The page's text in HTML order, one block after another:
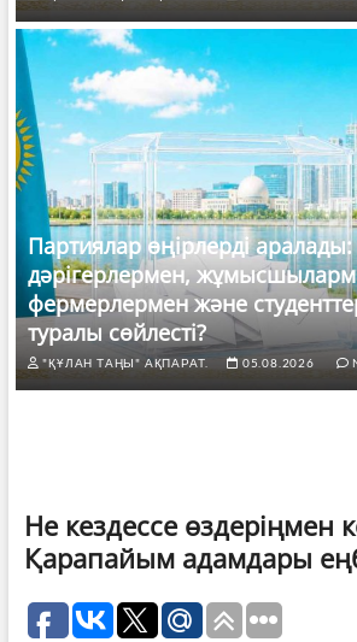
Партиялар өңірлерді
дәрігерлермен,
фермерлермен және
туралы сөйлесті?
"ҚҰЛАН ТАҢЫ" АҚПАРАТ. 05.08.2026
Не кездессе өздеріңмен
Қарапайым адамдары